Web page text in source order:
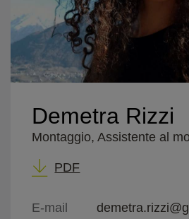
Demetra Rizzi
Montaggio, Assistente al
PDF
E-mail